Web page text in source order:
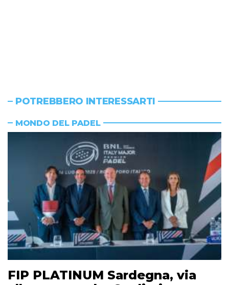
POTREBBERO INTERESSARTI
MONDO DEL PADEL
FIP PLATINUM Sardegna, via